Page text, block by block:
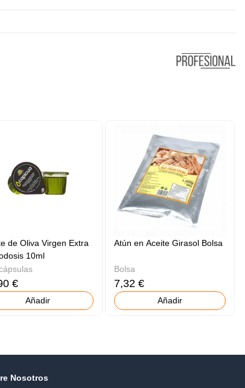
de Oliva Virgen Extra
10ml
€
Añadir
Atún en Aceite Girasol Bolsa
Bolsa
7,32 €
Añadir
Nosotros